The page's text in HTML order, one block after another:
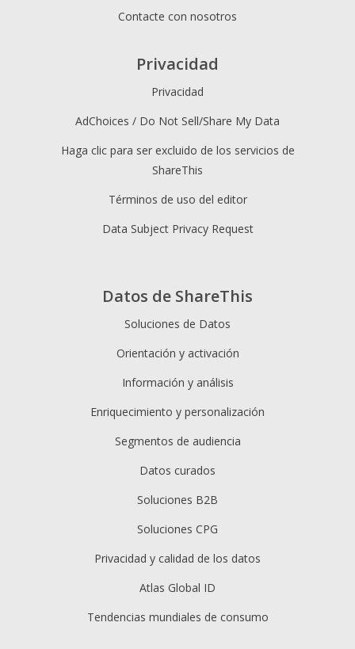
Datos de ShareThis
Soluciones de Datos
Orientación y activación
Información y análisis
Enriquecimiento y personalización
Segmentos de audiencia
Datos curados
Soluciones B2B
Soluciones CPG
Privacidad y calidad de los datos
Atlas Global ID
Tendencias mundiales de consumo
Contacte con nosotros
Privacidad
Privacidad
AdChoices / Do Not Sell/Share My Data
Haga clic para ser excluido de los servicios de
ShareThis
Términos de uso del editor
Data Subject Privacy Request